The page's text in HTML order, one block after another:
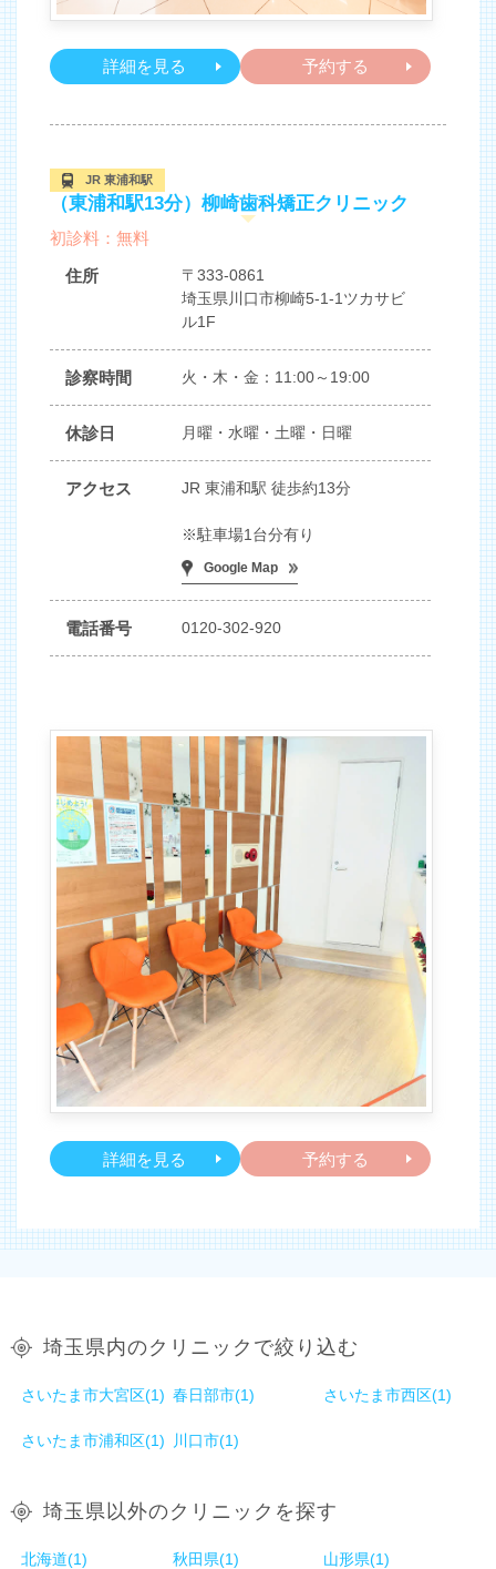
詳細を見る 予約する
（東浦和駅13分）柳崎歯科矯正クリニック
JR 東浦和駅
初診料：無料
住所
〒333-0861
埼玉県川口市柳崎5-1-1ツカサビ
ル1F
診察時間 火・木・金：11:00～19:00
休診日 月曜・水曜・土曜・日曜
アクセス JR 東浦和駅 徒歩約13分
※駐車場1台分有り
Google Map
電話番号 0120-302-920
詳細を見る 予約する
埼玉県内のクリニックで絞り込む
さいたま市大宮区(1) 春日部市(1) さいたま市西区(1)
さいたま市浦和区(1) 川口市(1)
埼玉県以外のクリニックを探す
北海道(1) 秋田県(1) 山形県(1)